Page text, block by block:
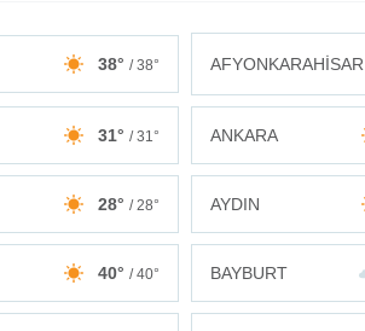
38° / 38° AFYONKARAHİSAR
31° / 31° ANKARA
28° / 28° AYDIN
40° / 40° BAYBURT